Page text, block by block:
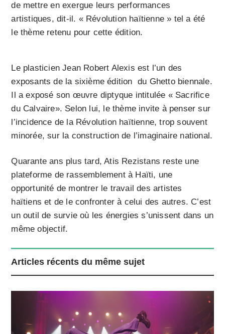
de mettre en exergue leurs performances
artistiques, dit-il. « Révolution haïtienne » tel a été
le thème retenu pour cette édition.
Le plasticien Jean Robert Alexis est l’un des
exposants de la sixième édition du Ghetto biennale.
Il a exposé son œuvre diptyque intitulée « Sacrifice
du Calvaire». Selon lui, le thème invite à penser sur
l’incidence de la Révolution haïtienne, trop souvent
minorée, sur la construction de l’imaginaire national.
Quarante ans plus tard, Atis Rezistans reste une
plateforme de rassemblement à Haïti, une
opportunité de montrer le travail des artistes
haïtiens et de le confronter à celui des autres. C’est
un outil de survie où les énergies s’unissent dans un
même objectif.
Articles récents du même sujet